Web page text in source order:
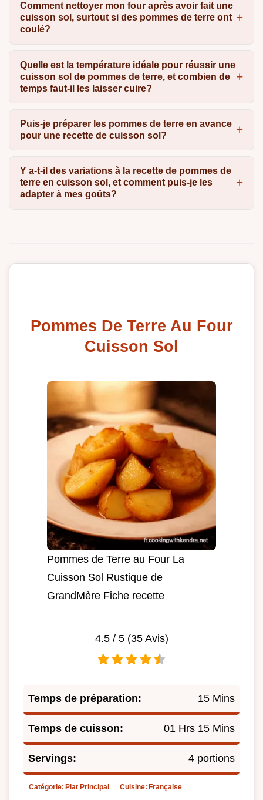
Comment nettoyer mon four après avoir fait une
cuisson sol, surtout si des pommes de terre ont
coulé?
Quelle est la température idéale pour réussir une
cuisson sol de pommes de terre, et combien de
temps faut-il les laisser cuire?
Puis-je préparer les pommes de terre en avance
pour une recette de cuisson sol?
Y a-t-il des variations à la recette de pommes de
terre en cuisson sol, et comment puis-je les
adapter à mes goûts?
Pommes De Terre Au Four
Cuisson Sol
Pommes de Terre au Four La
Cuisson Sol Rustique de
GrandMère Fiche recette
4.5/ 5 (35Avis)
Temps de préparation: 15 Mins
Temps de cuisson: 01 Hrs 15 Mins
Servings: 4 portions
Catégorie: Plat Principal Cuisine: Française